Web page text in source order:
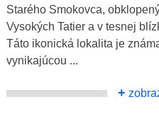
Starého Smokovca,
Vysokých Tatier a v tesnej
Táto ikonická lokalita je
vynikajúcou ...
+